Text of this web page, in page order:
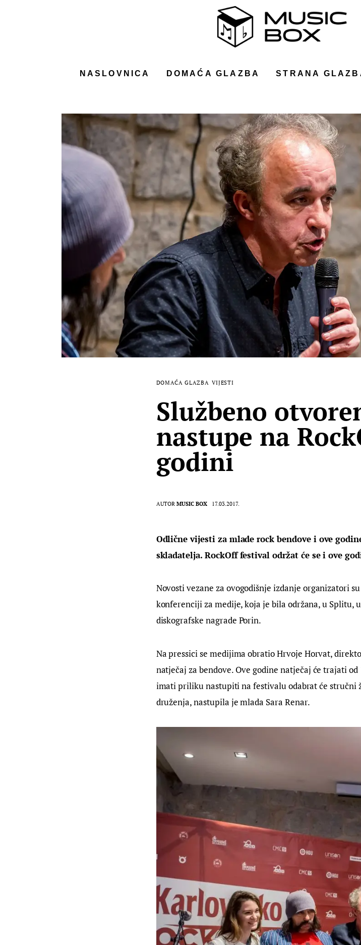
NASLOVNICA DOMAĆA GLAZBA STRANA
DOMAĆA GLAZBA VIJESTI
Službeno
nastupe na
godini
AUTOR MUSIC BOX 17.03.2017.
Odlične vijesti za mlade rock bendove i ove
skladatelja. RockOff festival održat će se i ove
Novosti vezane za ovogodišnje izdanje organizatori
konferenciji za medije, koja je bila održana, u Splitu,
diskografske nagrade Porin.
Na pressici se medijima obratio Hrvoje Horvat,
natječaj za bendove. Ove godine natječaj će trajati od
imati priliku nastupiti na festivalu odabrat će stručni
druženja, nastupila je mlada Sara Renar.